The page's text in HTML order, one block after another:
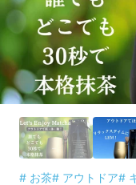
# お茶# アウトドア#